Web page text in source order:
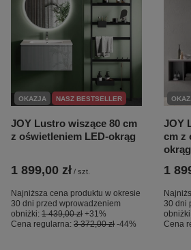
OKAZJA NASZ BESTSELLER
JOY Lustro wiszące 80 cm
z oświetleniem LED-okrąg
1 899,00 zł / szt.
Najniższa cena produktu w okresie
30 dni przed wprowadzeniem
obniżki: 1 439,00 zł +31%
Cena regularna: 3 372,00 zł -44%
JOY
cm z
okrąg
1
30 dni
Cena